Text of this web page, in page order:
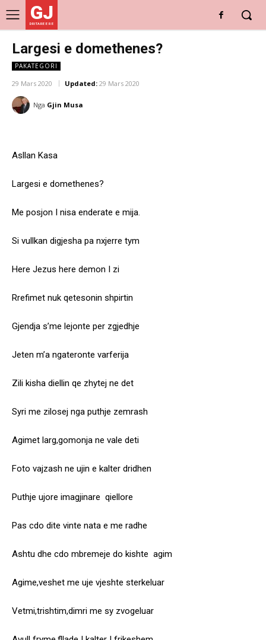
GJ
DRITARE E RE
Largesi e domethenes?
PAKATEGORI
29 Mars 2020 Updated: 29 Mars 2020
Nga Gjin Musa
Asllan Kasa
Largesi e domethenes?
Me posjon I nisa enderate e mija.
Si vullkan digjesha pa nxjerre tym
Here Jezus here demon I zi
Rrefimet nuk qetesonin shpirtin
Gjendja s’me lejonte per zgjedhje
Jeten m’a ngateronte varferija
Zili kisha diellin qe zhytej ne det
Syri me zilosej nga puthje zemrash
Agimet larg,gomonja ne vale deti
Foto vajzash ne ujin e kalter dridhen
Puthje ujore imagjinare qiellore
Pas cdo dite vinte nata e me radhe
Ashtu dhe cdo mbremeje do kishte agim
Agime,veshet me uje vjeshte sterkeluar
Vetmi,trishtim,dimri me sy zvogeluar